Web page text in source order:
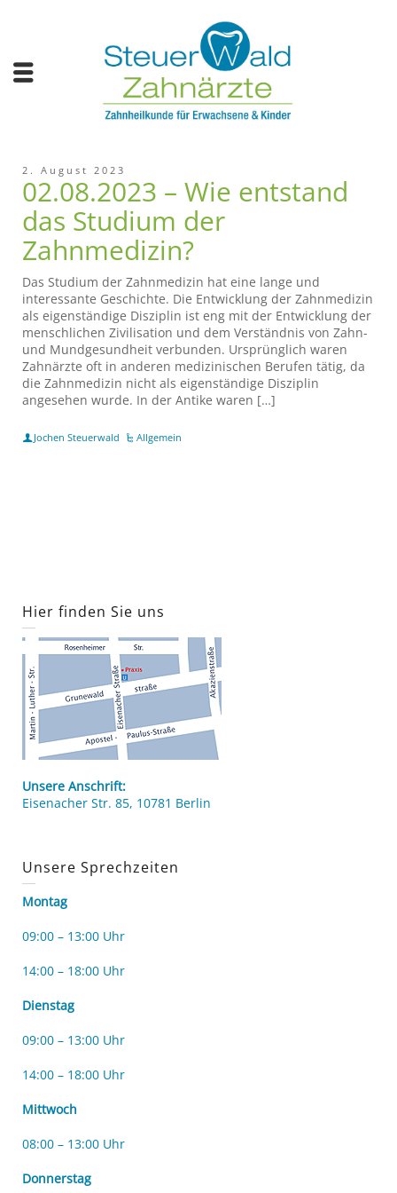
2. August 2023
02.08.2023 – Wie entstand
das Studium der
Zahnmedizin?
Das Studium der Zahnmedizin hat eine lange und
interessante Geschichte. Die Entwicklung der Zahnmedizin
als eigenständige Disziplin ist eng mit der Entwicklung der
menschlichen Zivilisation und dem Verständnis von Zahn-
und Mundgesundheit verbunden. Ursprünglich waren
Zahnärzte oft in anderen medizinischen Berufen tätig, da
die Zahnmedizin nicht als eigenständige Disziplin
angesehen wurde. In der Antike waren […]
Jochen Steuerwald Allgemein
Hier finden Sie uns
Unsere Anschrift:
Eisenacher Str. 85, 10781 Berlin
Unsere Sprechzeiten
Montag
09:00 – 13:00 Uhr
14:00 – 18:00 Uhr
Dienstag
09:00 – 13:00 Uhr
14:00 – 18:00 Uhr
Mittwoch
08:00 – 13:00 Uhr
Donnerstag